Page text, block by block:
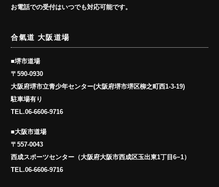
お電話での受付はいつでも対応可能です。
合氣道 大阪道場
■堺市道場
〒590-0930
大阪府堺市立青少年センター(大阪府堺市堺区柳之町西1-3-19)
駐車場有り
TEL.06-6606-9716
■大阪市道場
〒557-0043
西成スポーツセンター（大阪府大阪市西成区玉出東1丁目6−1）
TEL.06-6606-9716